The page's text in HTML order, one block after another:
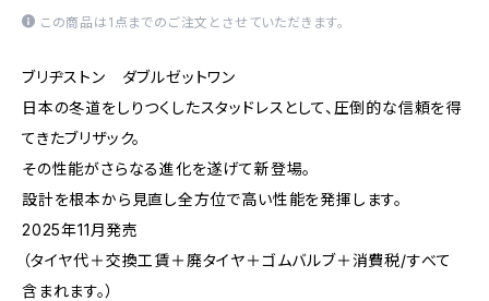
この商品は1点までのご注文とさせていただきます。
ブリヂストン ダブルゼットワン
日本の冬道をしりつくしたスタッドレスとして、圧倒的な信頼を得
てきたブリザック。
その性能がさらなる進化を遂げて新登場。
設計を根本から見直し全方位で高い性能を発揮します。
2025年11月発売
（タイヤ代＋交換工賃＋廃タイヤ＋ゴムバルブ＋消費税/すべて
含まれます。）